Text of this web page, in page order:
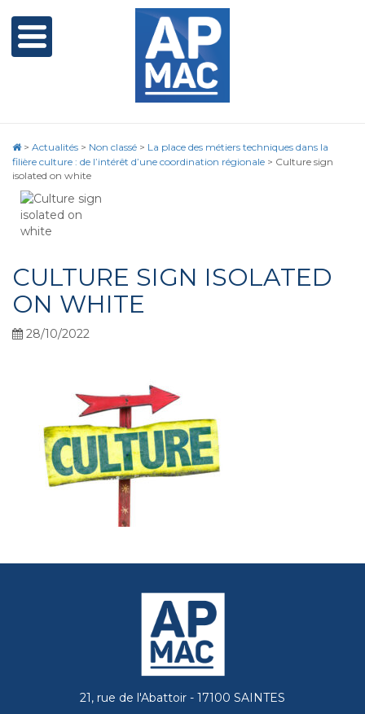
> Actualités > Non classé > La place des métiers techniques dans la
filière culture : de l’intérêt d’une coordination régionale > Culture sign
isolated on white
CULTURE SIGN ISOLATED
ON WHITE
28/10/2022
21, rue de l'Abattoir - 17100 SAINTES